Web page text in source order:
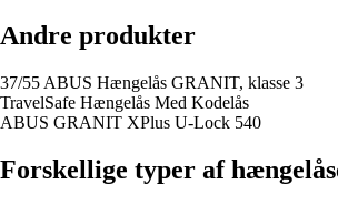
Andre produkter
37/55 ABUS Hængelås GRANIT, klasse 3
TravelSafe Hængelås Med Kodelås
ABUS GRANIT XPlus U-Lock 540
Forskellige typer af